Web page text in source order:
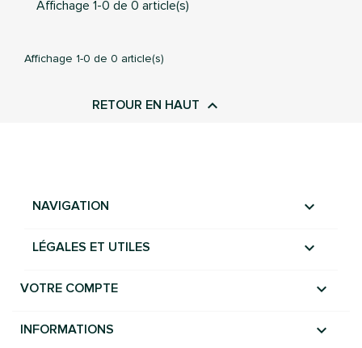
Affichage 1-0 de 0 article(s)
Affichage 1-0 de 0 article(s)
RETOUR EN HAUT 
NAVIGATION 
LÉGALES ET UTILES 
VOTRE COMPTE 
INFORMATIONS keyboard_arrow_down
Annuler